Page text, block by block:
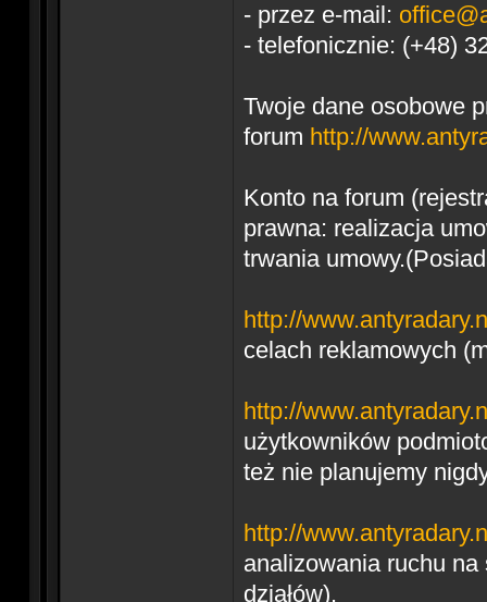
- przez e-mail:
- telefonicznie: (+48)
Twoje dane osobowe
forum http://
Konto na forum
prawna: realizacja
trwania
http://
celach reklamowych
http://
użytkowników
też nie planujemy
http://
analizowania ruchu
działów).